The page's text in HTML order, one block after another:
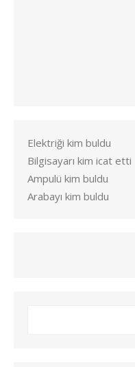
Elektriği kim buldu
Bilgisayarı kim icat etti
Ampulü kim buldu
Arabayı kim buldu